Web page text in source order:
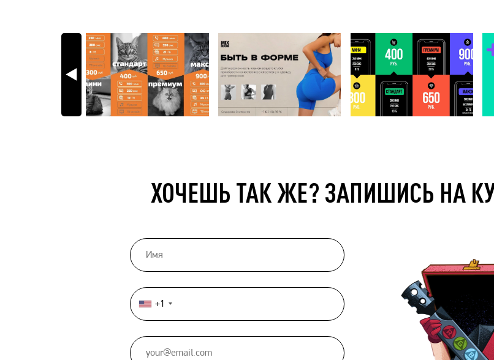
ХОЧЕШЬ ТАК ЖЕ? ЗАПИШИСЬ НА
United
States
+1